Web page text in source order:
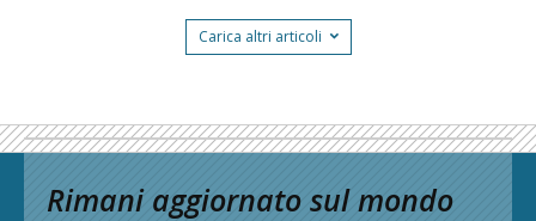
Carica altri articoli
Rimani aggiornato sul mondo